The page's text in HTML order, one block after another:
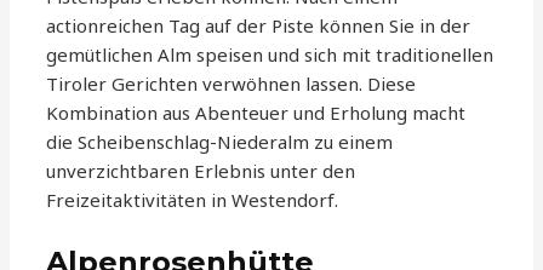
actionreichen Tag auf der Piste können Sie in der
gemütlichen Alm speisen und sich mit traditionellen
Tiroler Gerichten verwöhnen lassen. Diese
Kombination aus Abenteuer und Erholung macht
die Scheibenschlag-Niederalm zu einem
unverzichtbaren Erlebnis unter den
Freizeitaktivitäten in Westendorf.
Alpenrosenhütte